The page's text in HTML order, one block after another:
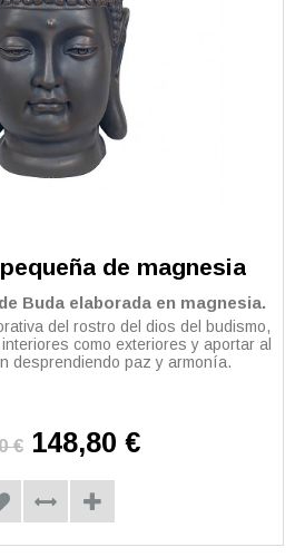
de magnesia
Buda elaborada en magnesia.
del rostro del dios del budismo,
como exteriores y aportar al
desprendiendo paz y armonía.
€ 148,80 €